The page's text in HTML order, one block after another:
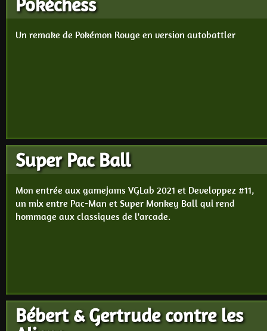
Un remake de Pokémon Rouge en version autobattler
Super Pac Ball
Mon entrée aux gamejams VGLab 2021 et Developpez #11,
un mix entre Pac-Man et Super Monkey Ball qui rend
hommage aux classiques de l'arcade.
Bébert & Gertrude contre les